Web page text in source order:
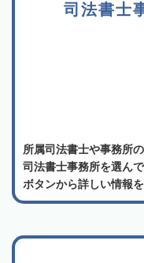
司法書士
所属司法書士や事務所
司法書士事務所を選ん
ボタンから詳しい情報